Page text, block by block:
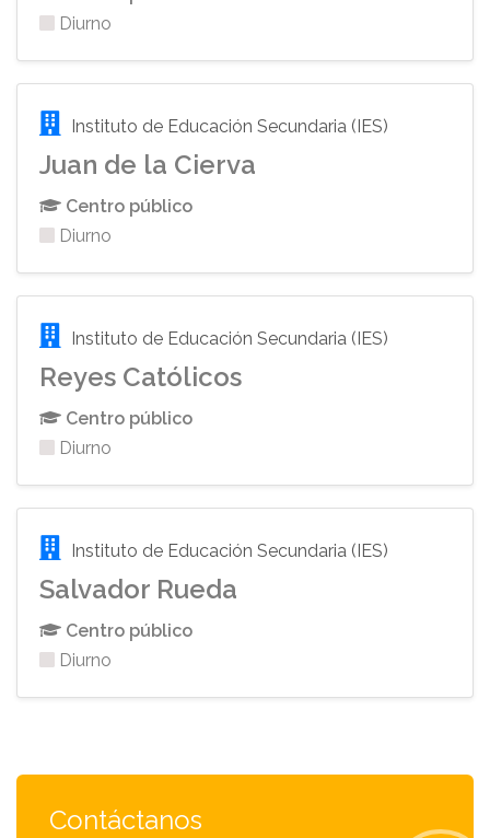
Diurno
Instituto de Educación Secundaria (IES)
Juan de la Cierva
Centro público
Diurno
Instituto de Educación Secundaria (IES)
Reyes Católicos
Centro público
Diurno
Instituto de Educación Secundaria (IES)
Salvador Rueda
Centro público
Diurno
Contáctanos